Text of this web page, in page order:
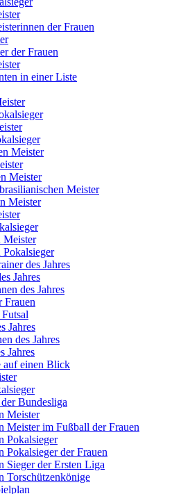
der Frauen
der Frauen
in einer Liste
Meister
Meister
Meister
Meister
Meister
des Jahres
Jahres
des Jahres
Frauen
Jahres
des Jahres
Jahres
einen Blick
Bundesliga
Meister
Meister im Fußball der Frauen
Pokalsieger
Pokalsieger der Frauen
Sieger der Ersten Liga
Torschützenkönige